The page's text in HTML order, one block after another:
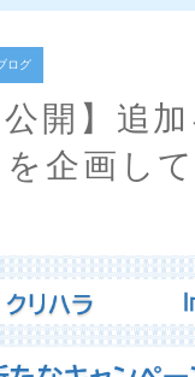
ログ
公開】追
企画し